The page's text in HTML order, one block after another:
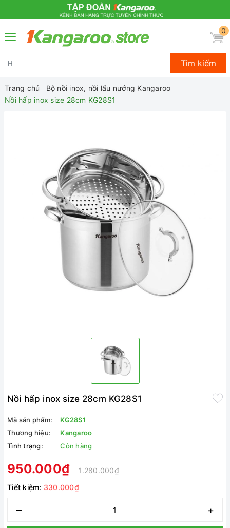
0
Tìm kiếm
Trang chủ
Bộ nồi inox, nồi lẩu nướng Kangaroo
Nồi hấp inox size 28cm KG28S1
Nồi hấp inox size 28cm KG28S1
Mã sản phẩm:
KG28S1
Thương hiệu:
Kangaroo
Tình trạng:
Còn hàng
950.000₫
1.280.000₫
Tiết kiệm: 330.000₫
– +